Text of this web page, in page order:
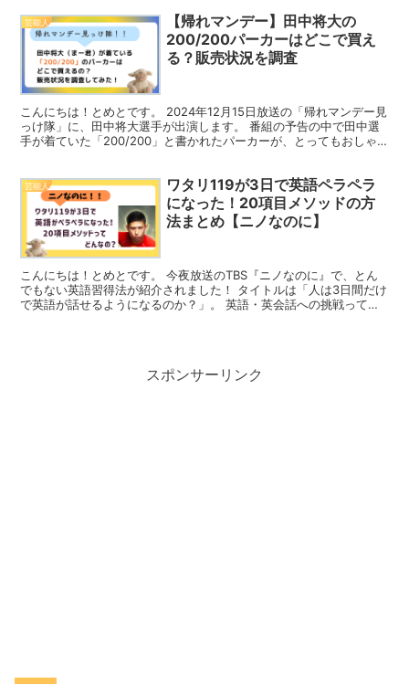
芸能人
【帰れマンデー】田中将大の
200/200パーカーはどこで買え
る？販売状況を調査
こんにちは！とめとです。 2024年12月15日放送の「帰れマンデー見
っけ隊」に、田中将大選手が出演します。 番組の予告の中で田中選
手が着ていた「200/200」と書かれたパーカーが、とってもおしゃ
芸能人
ワタリ119が3日で英語ペラペラ
になった！20項目メソッドの方
法まとめ【ニノなのに】
こんにちは！とめとです。 今夜放送のTBS『ニノなのに』で、とん
でもない英語習得法が紹介されました！ タイトルは「人は3日間だけ
で英語が話せるようになるのか？」。 英語・英会話への挑戦って、
スポンサーリンク